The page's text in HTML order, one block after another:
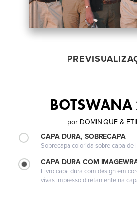
por DOMINIQUE &
CAPA DURA, SOBRECAPA
Sobrecapa colorida sobre capa de
CAPA DURA COM
Livro capa dura com design em
vivas impresso diretamente na